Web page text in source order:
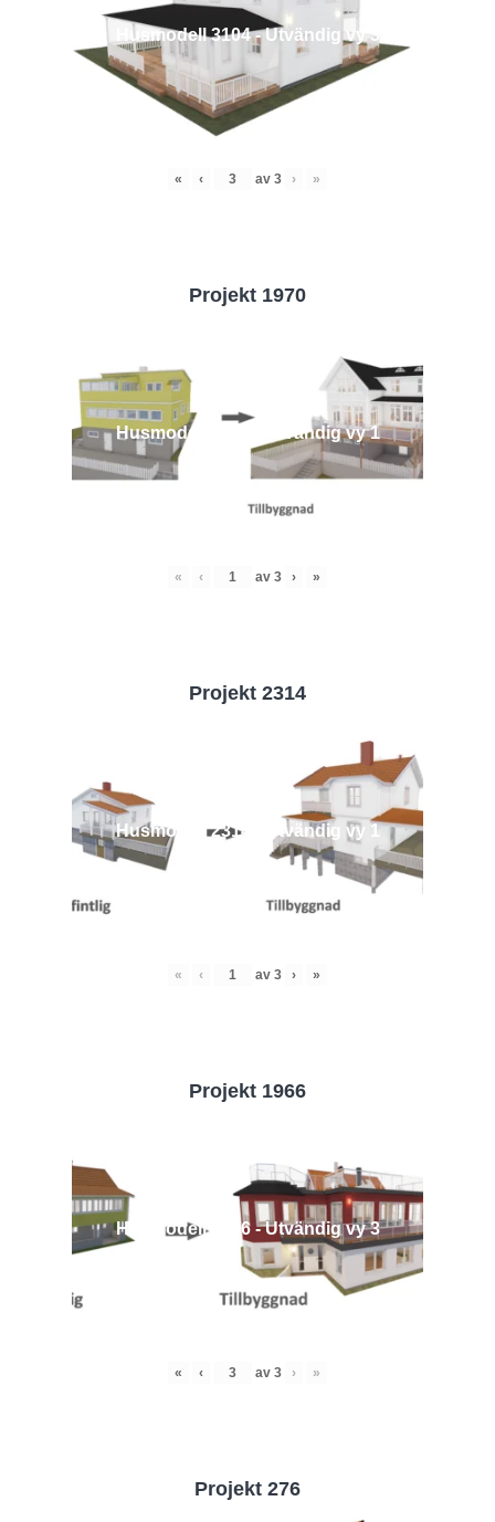
Husmodell 3104 - Utvändig vy 3
« ‹ av 3 › »
Projekt 1970
Husmodell 1970 - Utvändig vy 1
« ‹ av 3 › »
Projekt 2314
Husmodell 2314 - Utvändig vy 1
« ‹ av 3 › »
Projekt 1966
Husmodell 1966 - Utvändig vy 3
« ‹ av 3 › »
Projekt 276